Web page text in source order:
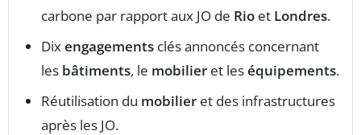
carbone par rapport aux JO de Rio et Londres.
Dixengagements clés annoncés concernant
les bâtiments, le mobilier et leséquipements.
Réutilisation du mobilier et des infrastructures
après les JO.